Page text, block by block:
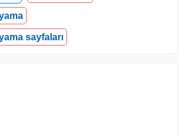
sayfaları